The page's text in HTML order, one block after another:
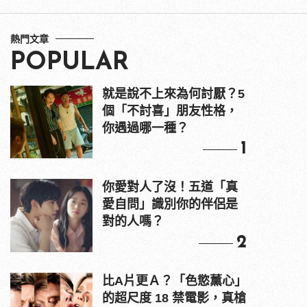
熱門文章
POPULAR
就是說不上來為何討厭？5
個「不討喜」朋友性格，
你遇過哪一種？
1
你愛對人了沒！五道「真
愛自問」識別你的伴侶是
對的人嗎？
2
比A片更Ａ？「色慾薰心」
的超尺度 18 禁電影，真槍